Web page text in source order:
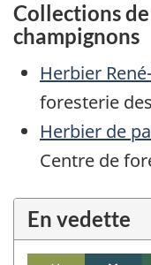
Collections
champignons
Herbier
foresterie
Herbier de
Centre de
En vedette